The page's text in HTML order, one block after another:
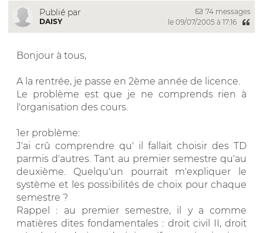
Publié par
DAISY
74 messages
le 09/07/2005 à 17:16
Bonjour à tous,
A la rentrée, je passe en 2ème année de licence.
Le problème est que je ne comprends rien à
l'organisation des cours.
1er problème:
J'ai crû comprendre qu' il fallait choisir des TD
parmis d'autres. Tant au premier semestre qu'au
deuxième. Quelqu'un pourrait m'expliquer le
système et les possibilités de choix pour chaque
semestre ?
Rappel : au premier semestre, il y a comme
matières dites fondamentales : droit civil II, droit